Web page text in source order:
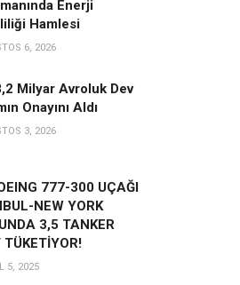
Enerji
Hamlesi
6, 2026
Milyar Avroluk Dev
Onayını Aldı
3, 2026
777-300 UÇAĞI
NEW YORK
3,5 TANKER
TÜKETİYOR!
5, 2025